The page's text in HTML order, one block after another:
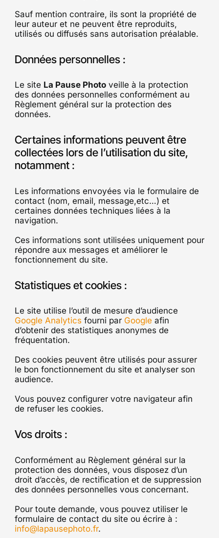
Sauf mention contraire, ils sont la propriété de
leur auteur et ne peuvent être reproduits,
utilisés ou diffusés sans autorisation préalable.
Données personnelles :
Le site La Pause Photoveille à la protection
des données personnelles conformément au
Règlement général sur la protection des
données.
Certaines informations peuvent être
collectées lors de l’utilisation du site,
notamment :
Les informations envoyées via le formulaire de
contact (nom, email, message,etc…) et
certaines données techniques liées à la
navigation.
Ces informations sont utilisées uniquement pour
répondre aux messages et améliorer le
fonctionnement du site.
Statistiques et cookies :
Le site utilise l’outil de mesure d’audience
Google Analytics fourni par Google afin
d’obtenir des statistiques anonymes de
fréquentation.
Des cookies peuvent être utilisés pour assurer
le bon fonctionnement du site et analyser son
audience.
Vous pouvez configurer votre navigateur afin
de refuser les cookies.
Vos droits :
Conformément au Règlement général sur la
protection des données, vous disposez d’un
droit d’accès, de rectification et de suppression
des données personnelles vous concernant.
Pour toute demande, vous pouvez utiliser le
formulaire de contact du site ou écrire à :
info@lapausephoto.fr.